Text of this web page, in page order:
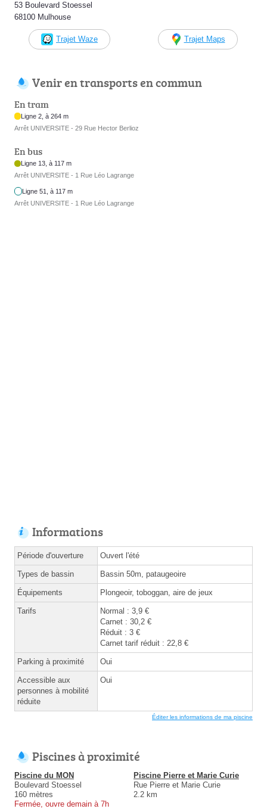
53 Boulevard Stoessel
68100 Mulhouse
Trajet Waze Trajet Maps
Venir en transports en commun
En tram
Ligne 2, à 264 m
Arrêt UNIVERSITE - 29 Rue Hector Berlioz
En bus
Ligne 13, à 117 m
Arrêt UNIVERSITE - 1 Rue Léo Lagrange
Ligne 51, à 117 m
Arrêt UNIVERSITE - 1 Rue Léo Lagrange
Informations
Période d'ouverture Ouvert l'été
Types de bassin Bassin 50m, pataugeoire
Équipements Plongeoir, toboggan, aire de jeux
Tarifs
Normal : 3,9 €
Carnet : 30,2 €
Réduit : 3 €
Carnet tarif réduit : 22,8 €
Parking à proximité Oui
Accessible aux
personnes à mobilité
réduite
Oui
Éditer les informations de ma piscine
Piscines à proximité
Piscine du MON
Boulevard Stoessel
160 mètres
Fermée, ouvre demain à 7h
Piscine Pierre et Marie Curie
Rue Pierre et Marie Curie
2.2 km